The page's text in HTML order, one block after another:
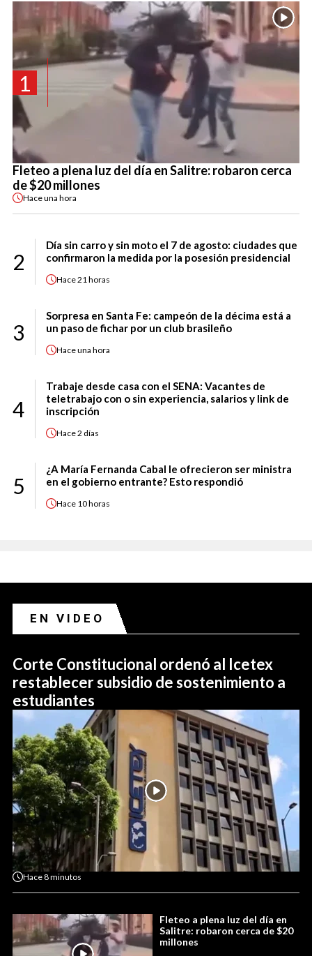
1
Fleteo a plena luz del día en Salitre: robaron cerca
de $20 millones
Haceuna hora
2
Día sin carro y sin moto el 7 de agosto: ciudades que
confirmaron la medida por la posesión presidencial
Hace21 horas
3
Sorpresa en Santa Fe: campeón de la décima está a
un paso de fichar por un club brasileño
Haceuna hora
4
Trabaje desde casa con el SENA: Vacantes de
teletrabajo con o sin experiencia, salarios y link de
inscripción
Hace2 días
5
¿A María Fernanda Cabal le ofrecieron ser ministra
en el gobierno entrante? Esto respondió
Hace 10 horas
EN VIDEO
Corte Constitucional ordenó al Icetex
restablecer subsidio de sostenimiento a
estudiantes
Hace8 minutos
Fleteo a plena luz del día en
Salitre: robaron cerca de $20
millones